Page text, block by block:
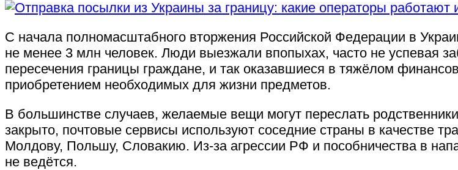
С начала полномасштабного вторжения Российской Федерации в
не менее 3 млн человек. Люди выезжали впопыхах, часто не успевая
пересечения границы граждане, и так оказавшиеся в тяжёлом
приобретением необходимых для жизни предметов.
В большинстве случаев, желаемые вещи могут переслать
закрыто, почтовые сервисы используют соседние страны в качестве
Молдову, Польшу, Словакию. Из-за агрессии РФ и пособничества в
не ведётся.